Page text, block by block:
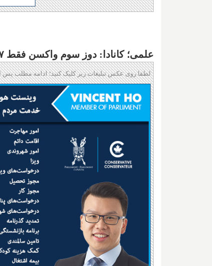
علمی؛ کانادا: دوز سوم واکسن فقط ۳۷% کارآیی دارد؛ اسرائیل: دوز چهارم تقریبا بی‌اثر است
لطفا روی عکس تبلیغات زیر کلیک کنید؛ ادامه مطلب پس